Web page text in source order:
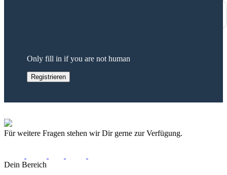
Only fill in if you are not human
Für weitere Fragen stehen wir Dir gerne zur Verfügung.
Dein Bereich